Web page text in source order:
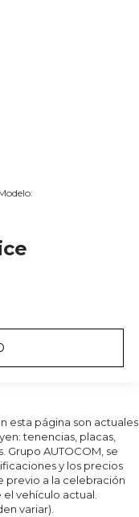
esta página son actuales
tenencias, placas,
Grupo AUTOCOM, se
y los precios
previo a la celebración
vehículo actual.
variar).